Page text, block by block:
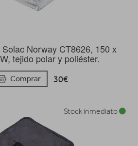
Norway CT8626, 150 x
tejido polar y poliéster.
Comprar 30€
Stock inmediato